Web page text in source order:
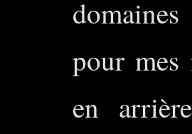
pour
en